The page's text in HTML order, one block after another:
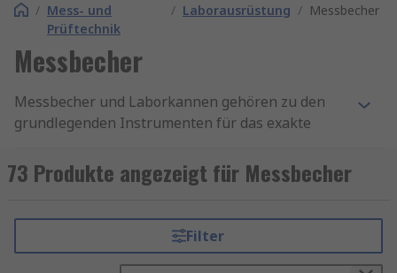
/ Mess- und
Prüftechnik
/ Laborausrüstung / Messbecher
Messbecher
Messbecher und Laborkannen gehören zu den
grundlegenden Instrumenten für das exakte
unterschiedlichsten Anwendungen. Sie kommen
sowohl im Labor als auch in industriellen
Einsatz und unterstützen eine präzise Dosierung
sowie reproduzierbare Ergebnisse. Besonders
73 Produkte angezeigt für Messbecher
Filter